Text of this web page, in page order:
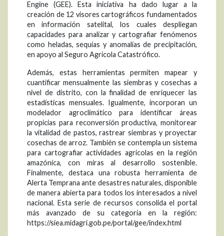
Engine (GEE). Esta iniciativa ha dado lugar a la
creación de 12 visores cartográficos fundamentados
en información satelital, los cuales despliegan
capacidades para analizar y cartografiar fenómenos
como heladas, sequías y anomalías de precipitación,
en apoyo al Seguro Agrícola Catastrófico.
Además, estas herramientas permiten mapear y
cuantificar mensualmente las siembras y cosechas a
nivel de distrito, con la finalidad de enriquecer las
estadísticas mensuales. Igualmente, incorporan un
modelador agroclimático para identificar áreas
propicias para reconversión productiva, monitorear
la vitalidad de pastos, rastrear siembras y proyectar
cosechas de arroz. También se contempla un sistema
para cartografiar actividades agrícolas en la región
amazónica, con miras al desarrollo sostenible.
Finalmente, destaca una robusta herramienta de
Alerta Temprana ante desastres naturales, disponible
de manera abierta para todos los interesados a nivel
nacional. Esta serie de recursos consolida el portal
más avanzado de su categoría en la región:
https://siea.midagri.gob.pe/portal/gee/index.html